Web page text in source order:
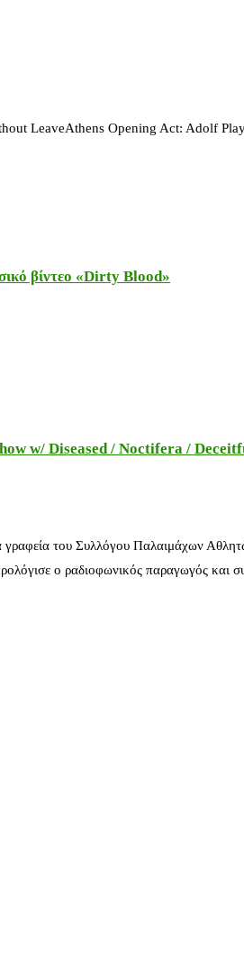
LeaveAthens Opening Act: Adolf
βίντεο «Dirty Blood»
w/ Diseased / Noctifera /
γραφεία του Συλλόγου Παλαιμάχων
ο ραδιοφωνικός παραγωγός και